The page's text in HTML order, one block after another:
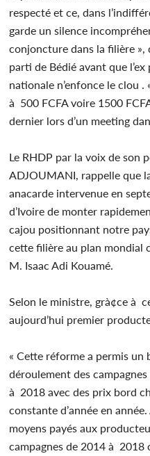
respecté et ce, dans
garde un silence
conjoncture dans la filière »,
parti de Bédié avant que l’ex
nationale n’enfonce le clou .
à 500 FCFA voire 1500
dernier lors d’un meeting
Le RHDP par la voix de son
ADJOUMANI, rappelle que
anacarde intervenue en
d’Ivoire de monter
cajou positionnant notre
cette filière au plan mondial
M. Isaac Adi Kouamé.
Selon le ministre, grà¢ce à
aujourd’hui premier
« Cette réforme a permis
déroulement des
à 2018 avec des prix bord
constante d’année en
moyens payés aux
campagnes de 2014 à 2018